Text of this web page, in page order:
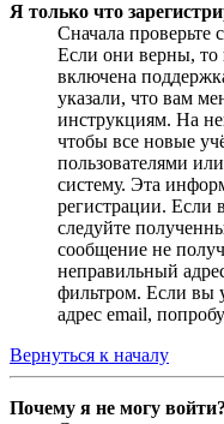
Я только что
Сначала проверьте
Если они верны, то
включена
указали, что вам
инструкциям. На
чтобы все новые
пользователями
систему. Эта
регистрации. Если
следуйте
сообщение не
неправильный
фильтром. Если вы
адрес email,
Вернуться к началу
Почему я не могу войти?